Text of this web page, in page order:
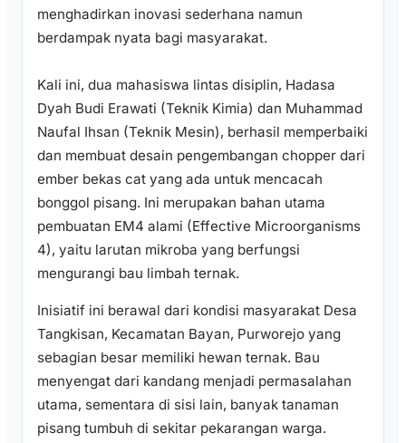
menghadirkan inovasi sederhana namun
berdampak nyata bagi masyarakat.
Kali ini, dua mahasiswa lintas disiplin, Hadasa
Dyah Budi Erawati (Teknik Kimia) dan Muhammad
Naufal Ihsan (Teknik Mesin), berhasil memperbaiki
dan membuat desain pengembangan chopper dari
ember bekas cat yang ada untuk mencacah
bonggol pisang. Ini merupakan bahan utama
pembuatan EM4 alami (Effective Microorganisms
4), yaitu larutan mikroba yang berfungsi
mengurangi bau limbah ternak.
Inisiatif ini berawal dari kondisi masyarakat Desa
Tangkisan, Kecamatan Bayan, Purworejo yang
sebagian besar memiliki hewan ternak. Bau
menyengat dari kandang menjadi permasalahan
utama, sementara di sisi lain, banyak tanaman
pisang tumbuh di sekitar pekarangan warga.